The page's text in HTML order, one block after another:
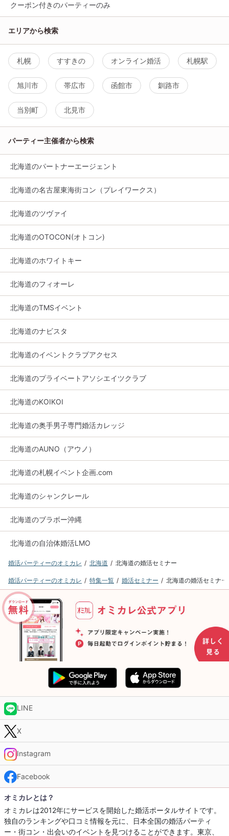
クーポン付きのパーティーのみ
エリアから検索
札幌 すすきの オンライン婚活 札幌駅
旭川市 帯広市 函館市 釧路市
当別町 北見市
パーティー主催者から検索
北海道のパートナーエージェント
北海道の名古屋東海街コン（プレイワークス）
北海道のツヴァイ
北海道のOTOCON(オトコン)
北海道のホワイトキー
北海道のフィオーレ
北海道のTMSイベント
北海道のナビスタ
北海道のイベントクラブアクセス
北海道のプライベートアソシエイツクラブ
北海道のKOIKOI
北海道の奥手男子専門婚活カレッジ
北海道のAUNO（アウノ）
北海道の札幌イベント企画.com
北海道のシャンクレール
北海道のブラボー沖縄
北海道の自治体婚活LMO
婚活パーティーのオミカレ 北海道 北海道の婚活セミナー
婚活パーティーのオミカレ 特集一覧 婚活セミナー 北海道の婚活セミナー
LINE
X
Instagram
Facebook
オミカレとは？
オミカレは2012年にサービスを開始した婚活ポータルサイトです。
独自のランキングや口コミ情報を元に、日本全国の婚活パーティ
ー・街コン・出会いのイベントを見つけることができます。東京、